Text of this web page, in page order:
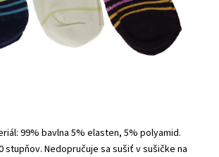
99% bavlna 5% elasten, 5% polyamid.
stupňov. Nedopručuje sa sušiť v sušičke na